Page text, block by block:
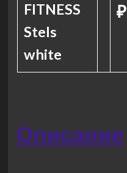
FITNESS
Stels
white
₽
Описание